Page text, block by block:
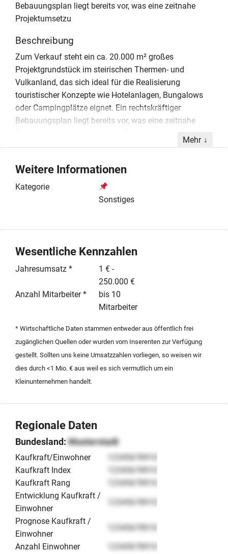
Bebauungsplan liegt bereits vor, was eine zeitnahe
Projektumsetzu
Beschreibung
Zum Verkauf steht ein ca. 20.000 m² großes
Projektgrundstück im steirischen Thermen- und
Vulkanland, das sich ideal für die Realisierung
touristischer Konzepte wie Hotelanlagen, Bungalows
oder Campingplätze eignet. Ein rechtskräftiger
Bebauungsplan liegt bereits vor, was eine zeitnahe
durch die unmittelbare Nähe zu einer weitläufigen
besonders für Investoren im Bereich Immobilien und
Bauwesen attraktiv macht. Die Region Steiermark ist
als Destination für Wanderer, Radfahrer sowie
Infrastruktur investieren möchte, findet hier eine solide
richtet sich an Projektentwickler oder Betreiber, die im
Rahmen einer Nachfolge oder Neuausrichtung
expandieren möchten. Der Erwerb erfolgt gegen einen
Kaufpreis von 1,248 Mio. Euro zuzüglich einer
Käuferprovision. Detaillierte Unterlagen zu diesem zu
verkaufenden Grundstück werden nach einer
Mehr
Weitere Informationen
Kategorie
Sonstiges
Wesentliche Kennzahlen
Jahresumsatz *
1 € -
250.000 €
Anzahl Mitarbeiter *
bis 10
Mitarbeiter
* Wirtschaftliche Daten stammen entweder aus öffentlich frei
zugänglichen Quellen oder wurden vom Inserenten zur Verfügung
gestellt. Sollten uns keine Umsatzzahlen vorliegen, so weisen wir
dies durch <1 Mio. € aus weil es sich vermutlich um ein
Kleinunternehmen handelt.
Regionale Daten
Bundesland: Musterstadt
Kaufkraft/Einwohner
12345678910
Kaufkraft Index
12345678910
Kaufkraft Rang
12345678910
Entwicklung Kaufkraft /
Einwohner
12345678910
Prognose Kaufkraft /
Einwohner
12345678910
Anzahl Einwohner
12345678910